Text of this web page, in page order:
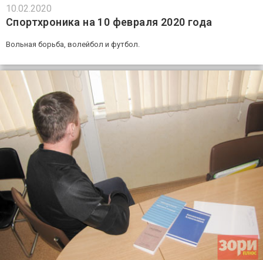
10.02.2020
Спортхроника на 10 февраля 2020 года
Вольная борьба, волейбол и футбол.